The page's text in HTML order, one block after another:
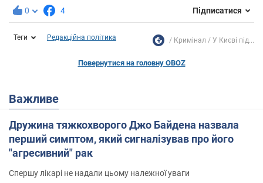
0 4 Підписатися
Теги Редакційна політика Кримінал У Києві під...
Повернутися на головну OBOZ
Важливе
Дружина тяжкохворого Джо Байдена назвала
перший симптом, який сигналізував про його
"агресивний" рак
Спершу лікарі не надали цьому належної уваги